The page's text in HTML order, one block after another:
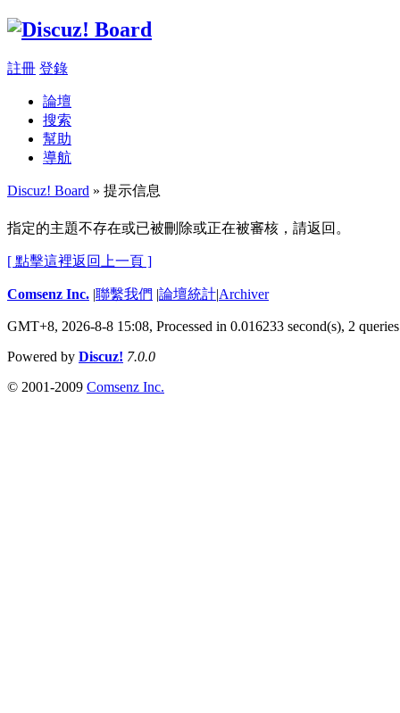
註冊 登錄
論壇
搜索
幫助
導航
Discuz! Board » 提示信息
指定的主題不存在或已被刪除或正在被審核，請返回。
[ 點擊這裡返回上一頁 ]
Comsenz Inc. |聯繫我們 |論壇統計|Archiver
GMT+8, 2026-8-8 15:08, Processed in 0.016233 second(s), 2 queries
Powered by Discuz! 7.0.0
© 2001-2009 Comsenz Inc.